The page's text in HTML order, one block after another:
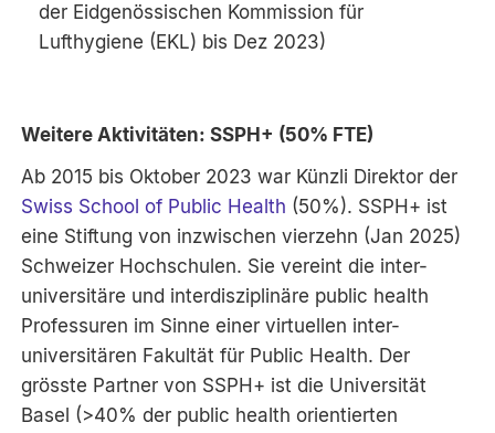
der Eidgenössischen Kommission für
Lufthygiene (EKL) bis Dez 2023)
Weitere Aktivitäten: SSPH+ (50% FTE)
Ab 2015 bis Oktober 2023 war Künzli Direktor der
Swiss School of Public Health (50%). SSPH+ ist
eine Stiftung von inzwischen vierzehn (Jan 2025)
Schweizer Hochschulen. Sie vereint die inter-
universitäre und interdisziplinäre public health
Professuren im Sinne einer virtuellen inter-
universitären Fakultät für Public Health. Der
grösste Partner von SSPH+ ist die Universität
Basel (>40% der public health orientierten